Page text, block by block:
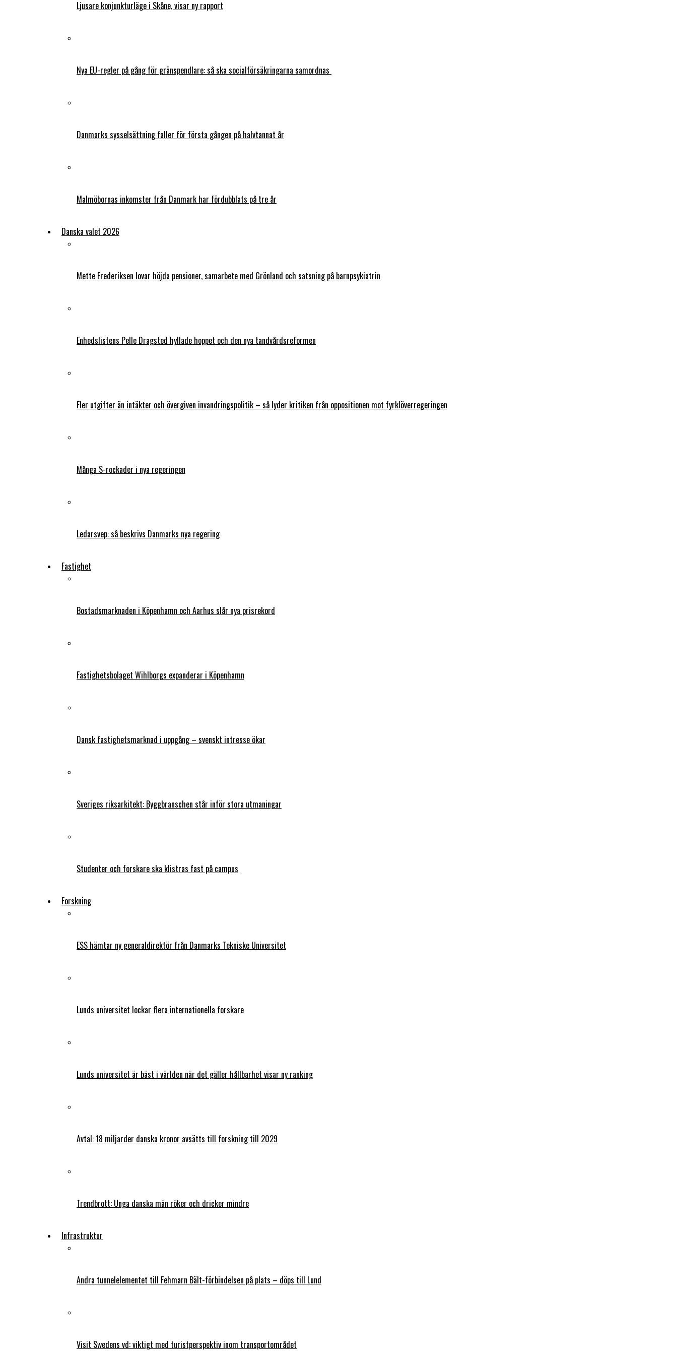
Ljusare konjunkturläge i Skåne, visar ny rapport
Nya EU-regler på gång för gränspendlare: så ska socialförsäkringarna samordnas
Danmarks sysselsättning faller för första gången på halvtannat år
Malmöbornas inkomster från Danmark har fördubblats på tre år
Danska valet 2026
Mette Frederiksen lovar höjda pensioner, samarbete med Grönland och satsning på barnpsykiatrin
Enhedslistens Pelle Dragsted hyllade hoppet och den nya tandvårdsreformen
Fler utgifter än intäkter och övergiven invandringspolitik – så lyder kritiken från oppositionen mot fyrklöverregeringen
Många S-rockader i nya regeringen
Ledarsvep: så beskrivs Danmarks nya regering
Fastighet
Bostadsmarknaden i Köpenhamn och Aarhus slår nya prisrekord
Fastighetsbolaget Wihlborgs expanderar i Köpenhamn
Dansk fastighetsmarknad i uppgång – svenskt intresse ökar
Sveriges riksarkitekt: Byggbranschen står inför stora utmaningar
Studenter och forskare ska klistras fast på campus
Forskning
ESS hämtar ny generaldirektör från Danmarks Tekniske Universitet
Lunds universitet lockar flera internationella forskare
Lunds universitet är bäst i världen när det gäller hållbarhet visar ny ranking
Avtal: 18 miljarder danska kronor avsätts till forskning till 2029
Trendbrott: Unga danska män röker och dricker mindre
Infrastruktur
Andra tunnelelementet till Fehmarn Bält-förbindelsen på plats – döps till Lund
Visit Swedens vd: viktigt med turistperspektiv inom transportområdet